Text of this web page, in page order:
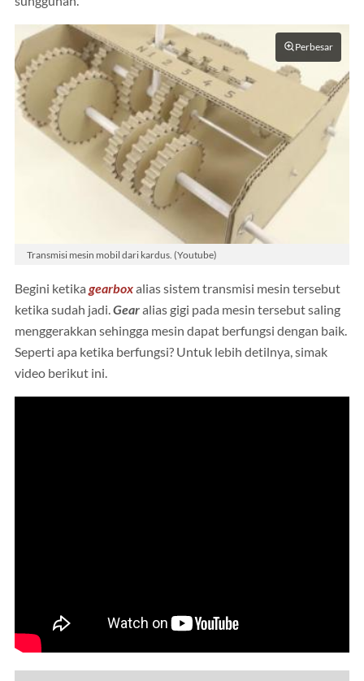
Perbesar
Transmisi mesin mobil dari kardus. (Youtube)
Begini ketika gearboxalias sistem transmisi mesin tersebut
ketika sudah jadi.Gearalias gigi pada mesin tersebut saling
menggerakkan sehingga mesin dapat berfungsi dengan baik.
Seperti apa ketika berfungsi? Untuk lebih detilnya, simak
video berikut ini.